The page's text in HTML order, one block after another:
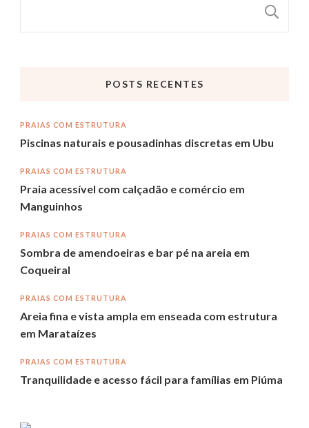
POSTS RECENTES
PRAIAS COM ESTRUTURA
Piscinas naturais e pousadinhas discretas em Ubu
PRAIAS COM ESTRUTURA
Praia acessível com calçadão e comércio em
Manguinhos
PRAIAS COM ESTRUTURA
Sombra de amendoeiras e bar pé na areia em
Coqueiral
PRAIAS COM ESTRUTURA
Areia fina e vista ampla em enseada com estrutura
em Marataízes
PRAIAS COM ESTRUTURA
Tranquilidade e acesso fácil para famílias em Piúma